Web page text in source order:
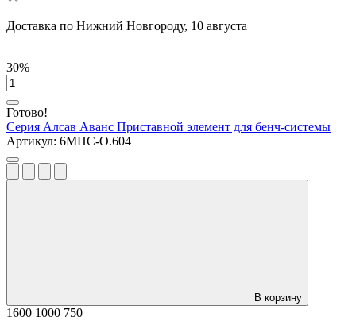
Доставка по Нижний Новгороду, 10 августа
30%
Готово!
Серия Алсав Аванс Приставной элемент для бенч-системы
Артикул: 6МПС-О.604
В корзину
1600 1000 750